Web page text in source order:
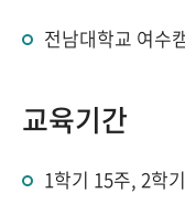
전남대학교 여수
교육기간
1학기 15주, 2학